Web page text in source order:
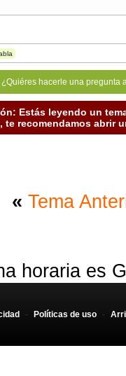
hacerle una
Estás leyendo un
te recomendamos abrir
« Tema
horaria es
- Políticas de uso -